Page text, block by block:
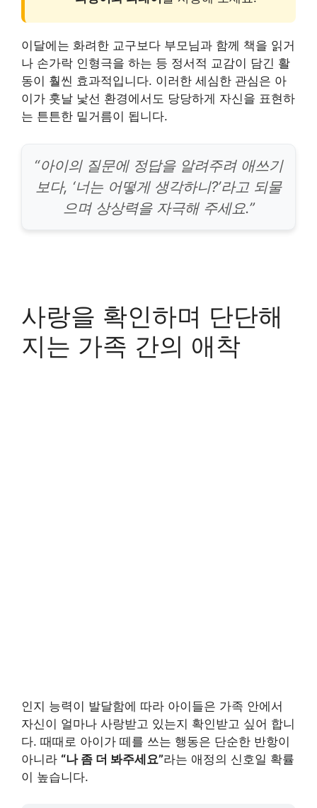
이달에는 화려한 교구보다 부모님과 함께 책을 읽거
나 손가락 인형극을 하는 등 정서적 교감이 담긴 활
동이 훨씬 효과적입니다. 이러한 세심한 관심은 아
이가 훗날 낯선 환경에서도 당당하게 자신을 표현하
는 튼튼한 밑거름이 됩니다.
“아이의 질문에 정답을 알려주려 애쓰기
보다, ‘너는 어떻게 생각하니?’라고 되물
으며 상상력을 자극해 주세요.”
사랑을 확인하며 단단해
지는 가족 간의 애착
인지 능력이 발달함에 따라 아이들은 가족 안에서
자신이 얼마나 사랑받고 있는지 확인받고 싶어 합니
다. 때때로 아이가 떼를 쓰는 행동은 단순한 반항이
아니라 “나 좀 더 봐주세요”라는 애정의 신호일 확률
이 높습니다.